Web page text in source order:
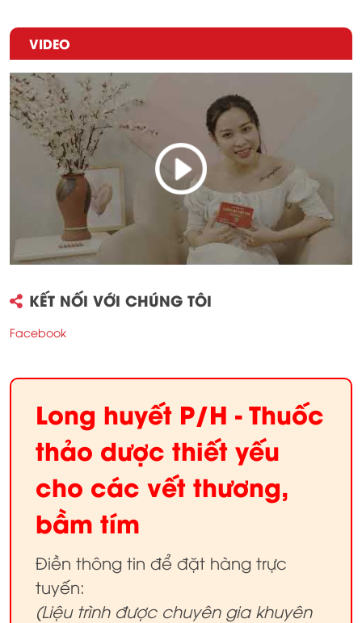
VIDEO
KẾT NỐI VỚI CHÚNG TÔI
Facebook
Long huyết P/H - Thuốc
thảo dược thiết yếu
cho các vết thương,
bầm tím
Điền thông tin để đặt hàng trực
tuyến:
(Liệu trình được chuyên gia khuyên